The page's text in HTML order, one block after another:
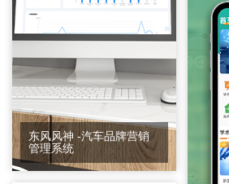
东风风神 -汽车品牌营销
管理系统